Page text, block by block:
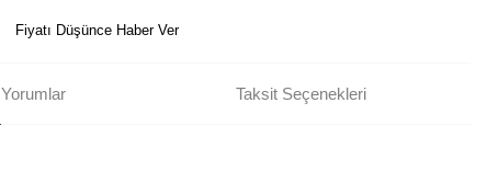
Fiyatı Düşünce Haber Ver
Yorumlar Taksit Seçenekleri